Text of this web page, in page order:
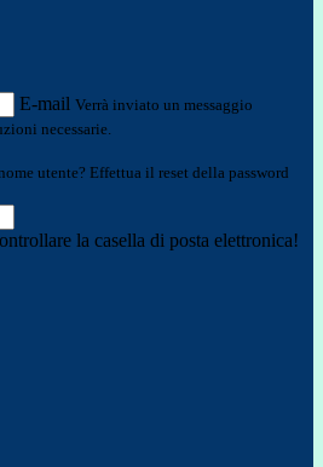
E-mail Verrà inviato un messaggio
necessarie.
utente? Effettua il reset della password
la casella di posta elettronica!